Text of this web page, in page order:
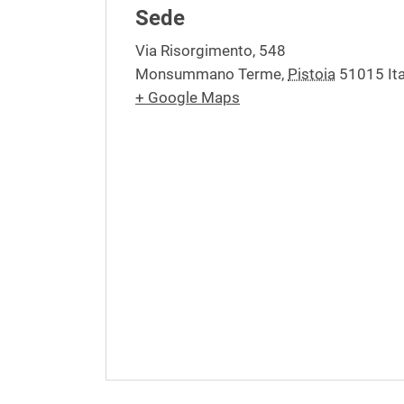
Sede
Via Risorgimento, 548
Monsummano Terme, Pistoia 51015
+ Google Maps